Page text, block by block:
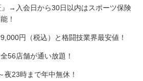
→入会日から30日以内はスポーツ保険
！
円（税込）と格闘技業界最安値！
56店舗が通い放題！
23時まで年中無休！